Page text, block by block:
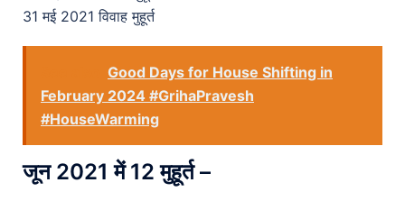
31 मई 2021 विवाह मुहूर्त
Good Days for House Shifting in
February 2024 #GrihaPravesh
#HouseWarming
जून 2021 में 12 मुहूर्त –